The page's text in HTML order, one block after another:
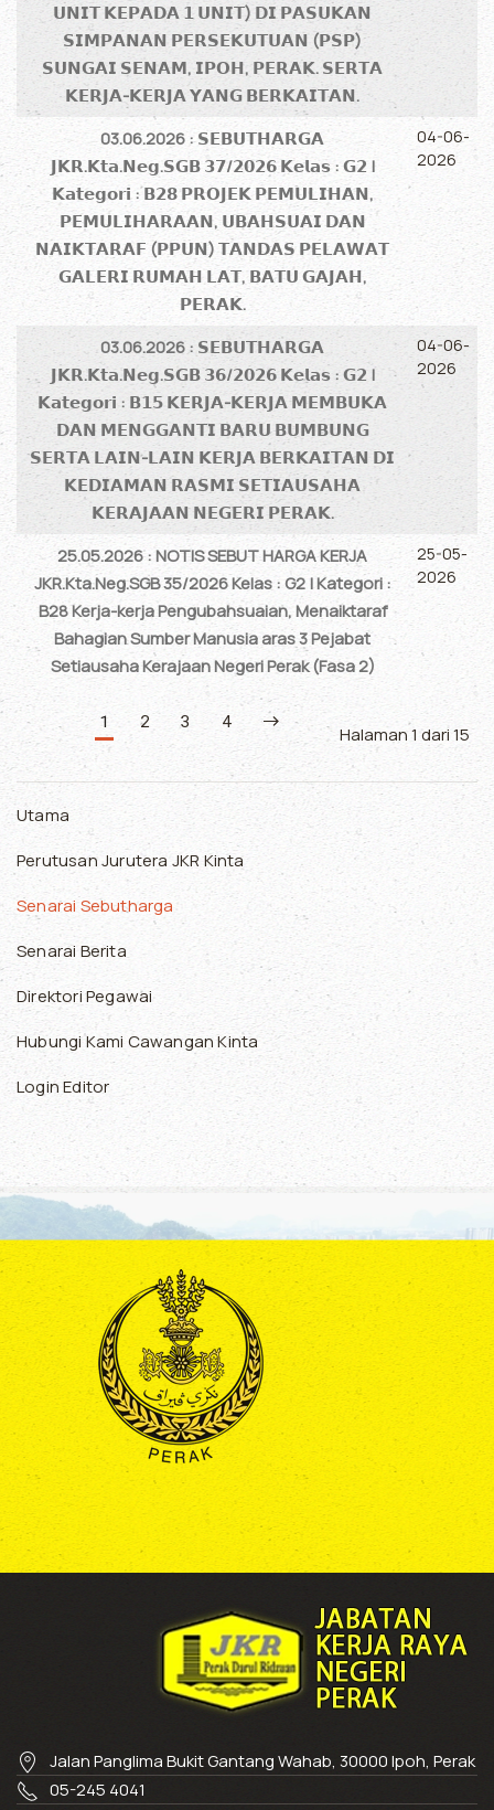
𝗨𝗡𝗜𝗧 𝗞𝗘𝗣𝗔𝗗𝗔 𝟭 𝗨𝗡𝗜𝗧) 𝗗𝗜 𝗣𝗔𝗦𝗨𝗞𝗔𝗡
𝗦𝗜𝗠𝗣𝗔𝗡𝗔𝗡 𝗣𝗘𝗥𝗦𝗘𝗞𝗨𝗧𝗨𝗔𝗡 (𝗣𝗦𝗣)
𝗦𝗨𝗡𝗚𝗔𝗜 𝗦𝗘𝗡𝗔𝗠, 𝗜𝗣𝗢𝗛, 𝗣𝗘𝗥𝗔𝗞. 𝗦𝗘𝗥𝗧𝗔
𝗞𝗘𝗥𝗝𝗔-𝗞𝗘𝗥𝗝𝗔 𝗬𝗔𝗡𝗚 𝗕𝗘𝗥𝗞𝗔𝗜𝗧𝗔𝗡.
03.06.2026 : 𝗦𝗘𝗕𝗨𝗧𝗛𝗔𝗥𝗚𝗔
𝗝𝗞𝗥.𝗞𝘁𝗮.𝗡𝗲𝗴.𝗦𝗚𝗕 𝟯𝟳/𝟮𝟬𝟮𝟲 𝗞𝗲𝗹𝗮𝘀 : 𝗚𝟮 |
𝗞𝗮𝘁𝗲𝗴𝗼𝗿𝗶 : 𝗕𝟮𝟴 𝗣𝗥𝗢𝗝𝗘𝗞 𝗣𝗘𝗠𝗨𝗟𝗜𝗛𝗔𝗡,
𝗣𝗘𝗠𝗨𝗟𝗜𝗛𝗔𝗥𝗔𝗔𝗡, 𝗨𝗕𝗔𝗛𝗦𝗨𝗔𝗜 𝗗𝗔𝗡
𝗡𝗔𝗜𝗞𝗧𝗔𝗥𝗔𝗙 (𝗣𝗣𝗨𝗡) 𝗧𝗔𝗡𝗗𝗔𝗦 𝗣𝗘𝗟𝗔𝗪𝗔𝗧
𝗚𝗔𝗟𝗘𝗥𝗜 𝗥𝗨𝗠𝗔𝗛 𝗟𝗔𝗧, 𝗕𝗔𝗧𝗨 𝗚𝗔𝗝𝗔𝗛,
𝗣𝗘𝗥𝗔𝗞.
04-06-
2026
03.06.2026 : 𝗦𝗘𝗕𝗨𝗧𝗛𝗔𝗥𝗚𝗔
𝗝𝗞𝗥.𝗞𝘁𝗮.𝗡𝗲𝗴.𝗦𝗚𝗕 𝟯𝟲/𝟮𝟬𝟮𝟲 𝗞𝗲𝗹𝗮𝘀 : 𝗚𝟮 |
𝗞𝗮𝘁𝗲𝗴𝗼𝗿𝗶 : 𝗕𝟭𝟱 𝗞𝗘𝗥𝗝𝗔-𝗞𝗘𝗥𝗝𝗔 𝗠𝗘𝗠𝗕𝗨𝗞𝗔
𝗗𝗔𝗡 𝗠𝗘𝗡𝗚𝗚𝗔𝗡𝗧𝗜 𝗕𝗔𝗥𝗨 𝗕𝗨𝗠𝗕𝗨𝗡𝗚
𝗦𝗘𝗥𝗧𝗔 𝗟𝗔𝗜𝗡-𝗟𝗔𝗜𝗡 𝗞𝗘𝗥𝗝𝗔 𝗕𝗘𝗥𝗞𝗔𝗜𝗧𝗔𝗡 𝗗𝗜
𝗞𝗘𝗗𝗜𝗔𝗠𝗔𝗡 𝗥𝗔𝗦𝗠𝗜 𝗦𝗘𝗧𝗜𝗔𝗨𝗦𝗔𝗛𝗔
𝗞𝗘𝗥𝗔𝗝𝗔𝗔𝗡 𝗡𝗘𝗚𝗘𝗥𝗜 𝗣𝗘𝗥𝗔𝗞.
04-06-
2026
25.05.2026 : NOTIS SEBUT HARGA KERJA
JKR.Kta.Neg.SGB 35/2026 Kelas : G2 | Kategori :
B28 Kerja-kerja Pengubahsuaian, Menaiktaraf
Bahagian Sumber Manusia aras 3 Pejabat
Setiausaha Kerajaan Negeri Perak (Fasa 2)
25-05-
2026
Halaman 1 dari 15
1 2 3 4
Utama
Perutusan Jurutera JKR Kinta
Senarai Sebutharga
Senarai Berita
Direktori Pegawai
Hubungi Kami Cawangan Kinta
Login Editor
Jalan Panglima Bukit Gantang Wahab, 30000 Ipoh, Perak
05-245 4041